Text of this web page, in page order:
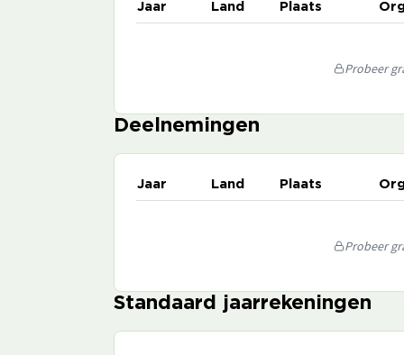
Jaar Land Plaats
Probeer
Deelnemingen
Jaar Land Plaats
Probeer
Standaard jaarrekeningen